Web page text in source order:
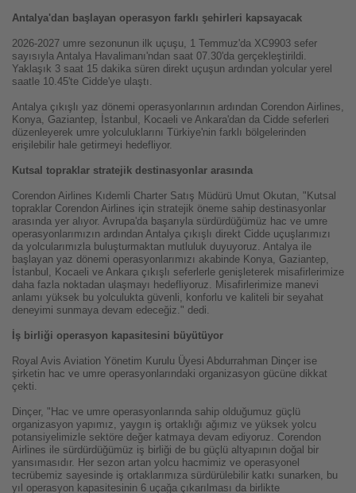
Antalya'dan başlayan operasyon farklı şehirleri kapsayacak
2026-2027 umre sezonunun ilk uçuşu, 1 Temmuz'da XC9903 sefer
sayısıyla Antalya Havalimanı'ndan saat 07.30'da gerçekleştirildi.
Yaklaşık 3 saat 15 dakika süren direkt uçuşun ardından yolcular yerel
saatle 10.45'te Cidde'ye ulaştı.
Antalya çıkışlı yaz dönemi operasyonlarının ardından Corendon Airlines,
Konya, Gaziantep, İstanbul, Kocaeli ve Ankara'dan da Cidde seferleri
düzenleyerek umre yolculuklarını Türkiye'nin farklı bölgelerinden
erişilebilir hale getirmeyi hedefliyor.
Kutsal topraklar stratejik destinasyonlar arasında
Corendon Airlines Kıdemli Charter Satış Müdürü Umut Okutan, "Kutsal
topraklar Corendon Airlines için stratejik öneme sahip destinasyonlar
arasında yer alıyor. Avrupa'da başarıyla sürdürdüğümüz hac ve umre
operasyonlarımızın ardından Antalya çıkışlı direkt Cidde uçuşlarımızı
da yolcularımızla buluşturmaktan mutluluk duyuyoruz. Antalya ile
başlayan yaz dönemi operasyonlarımızı akabinde Konya, Gaziantep,
İstanbul, Kocaeli ve Ankara çıkışlı seferlerle genişleterek misafirlerimize
daha fazla noktadan ulaşmayı hedefliyoruz. Misafirlerimize manevi
anlamı yüksek bu yolculukta güvenli, konforlu ve kaliteli bir seyahat
deneyimi sunmaya devam edeceğiz." dedi.
İş birliği operasyon kapasitesini büyütüyor
Royal Avis Aviation Yönetim Kurulu Üyesi Abdurrahman Dinçer ise
şirketin hac ve umre operasyonlarındaki organizasyon gücüne dikkat
çekti.
Dinçer, "Hac ve umre operasyonlarında sahip olduğumuz güçlü
organizasyon yapımız, yaygın iş ortaklığı ağımız ve yüksek yolcu
potansiyelimizle sektöre değer katmaya devam ediyoruz. Corendon
Airlines ile sürdürdüğümüz iş birliği de bu güçlü altyapının doğal bir
yansımasıdır. Her sezon artan yolcu hacmimiz ve operasyonel
tecrübemiz sayesinde iş ortaklarımıza sürdürülebilir katkı sunarken, bu
yıl operasyon kapasitesinin 6 uçağa çıkarılması da birlikte